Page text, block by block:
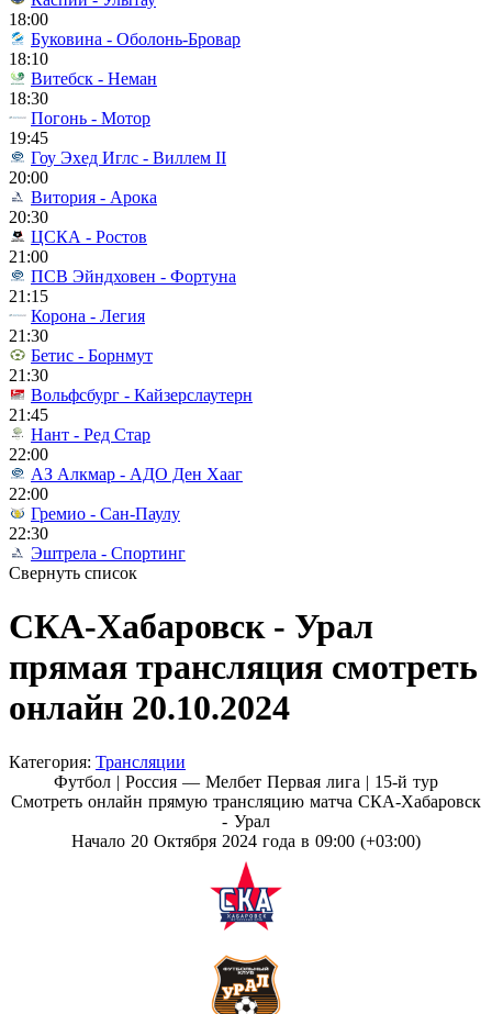
18:00
Буковина - Оболонь-Бровар
18:10
Витебск - Неман
18:30
Погонь - Мотор
19:45
Гоу Эхед Иглс - Виллем II
20:00
Витория - Арока
20:30
ЦСКА - Ростов
21:00
ПСВ Эйндховен - Фортуна
21:15
Корона - Легия
21:30
Бетис - Борнмут
21:30
Вольфсбург - Кайзерслаутерн
21:45
Нант - Ред Стар
22:00
АЗ Алкмар - АДО Ден Хааг
22:00
Гремио - Сан-Паулу
22:30
Эштрела - Спортинг
Свернуть список
СКА-Хабаровск - Урал
прямая трансляция смотреть
онлайн 20.10.2024
Категория: Трансляции
Футбол | Россия — Мелбет Первая лига | 15-й тур
Смотреть онлайн прямую трансляцию матча СКА-Хабаровск
- Урал
Начало 20 Октября 2024 года в 09:00 (+03:00)